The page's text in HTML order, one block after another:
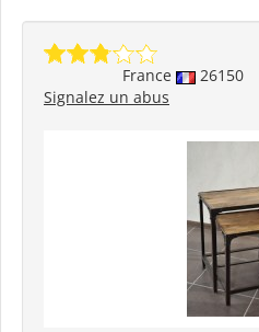
France 26150
Signalez un abus